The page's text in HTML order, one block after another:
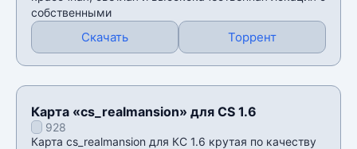
собственными
Скачать Торрент
Карта «cs_realmansion» для CS 1.6
928
Карта cs_realmansion для КС 1.6 крутая по качеству